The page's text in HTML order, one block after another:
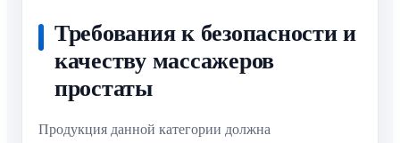
Требования к безопасности и
качеству массажеров
простаты
Продукция данной категории должна